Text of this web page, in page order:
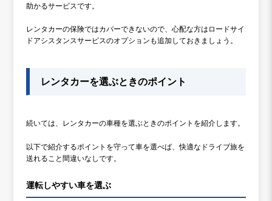
助かるサービスです。
レンタカーの保険ではカバーできないので、心配な方はロードサイ
ドアシスタンスサービスのオプションも追加しておきましょう。
レンタカーを選ぶときのポイント
続いては、レンタカーの車種を選ぶときのポイントを紹介します。
以下で紹介するポイントを守って車を選べば、快適なドライブ旅を
送れること間違いなしです。
運転しやすい車を選ぶ